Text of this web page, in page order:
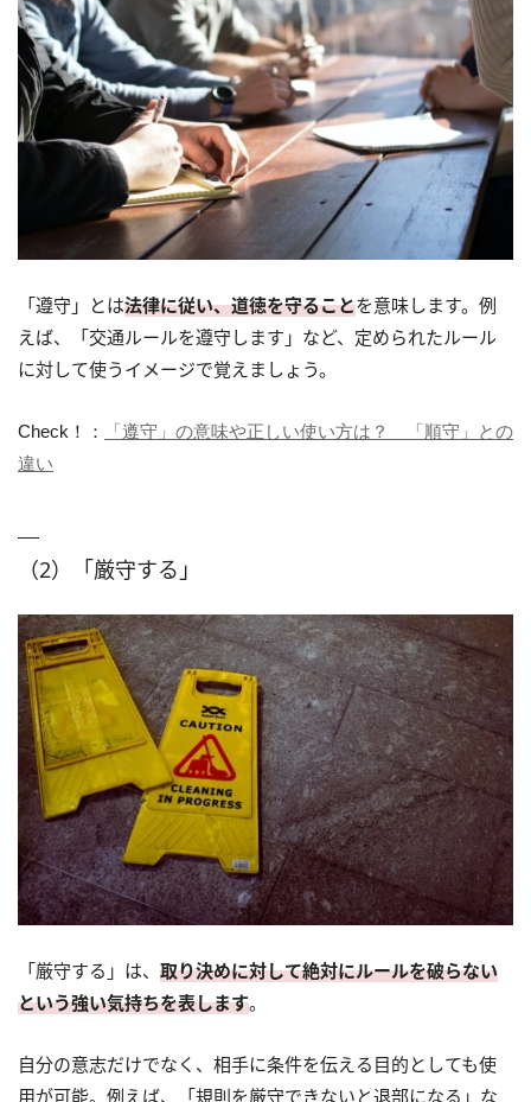
「遵守」とは法律に従い、道徳を守ることを意味します。例
えば、「交通ルールを遵守します」など、定められたルール
に対して使うイメージで覚えましょう。
Check！：
「遵守」の意味や正しい使い方は？ 「順守」との
違い
（2）「厳守する」
「厳守する」は、 取り決めに対して絶対にルールを破らない
という強い気持ちを表します。
自分の意志だけでなく、相手に条件を伝える目的としても使
用が可能。例えば、「規則を厳守できないと退部になる」な